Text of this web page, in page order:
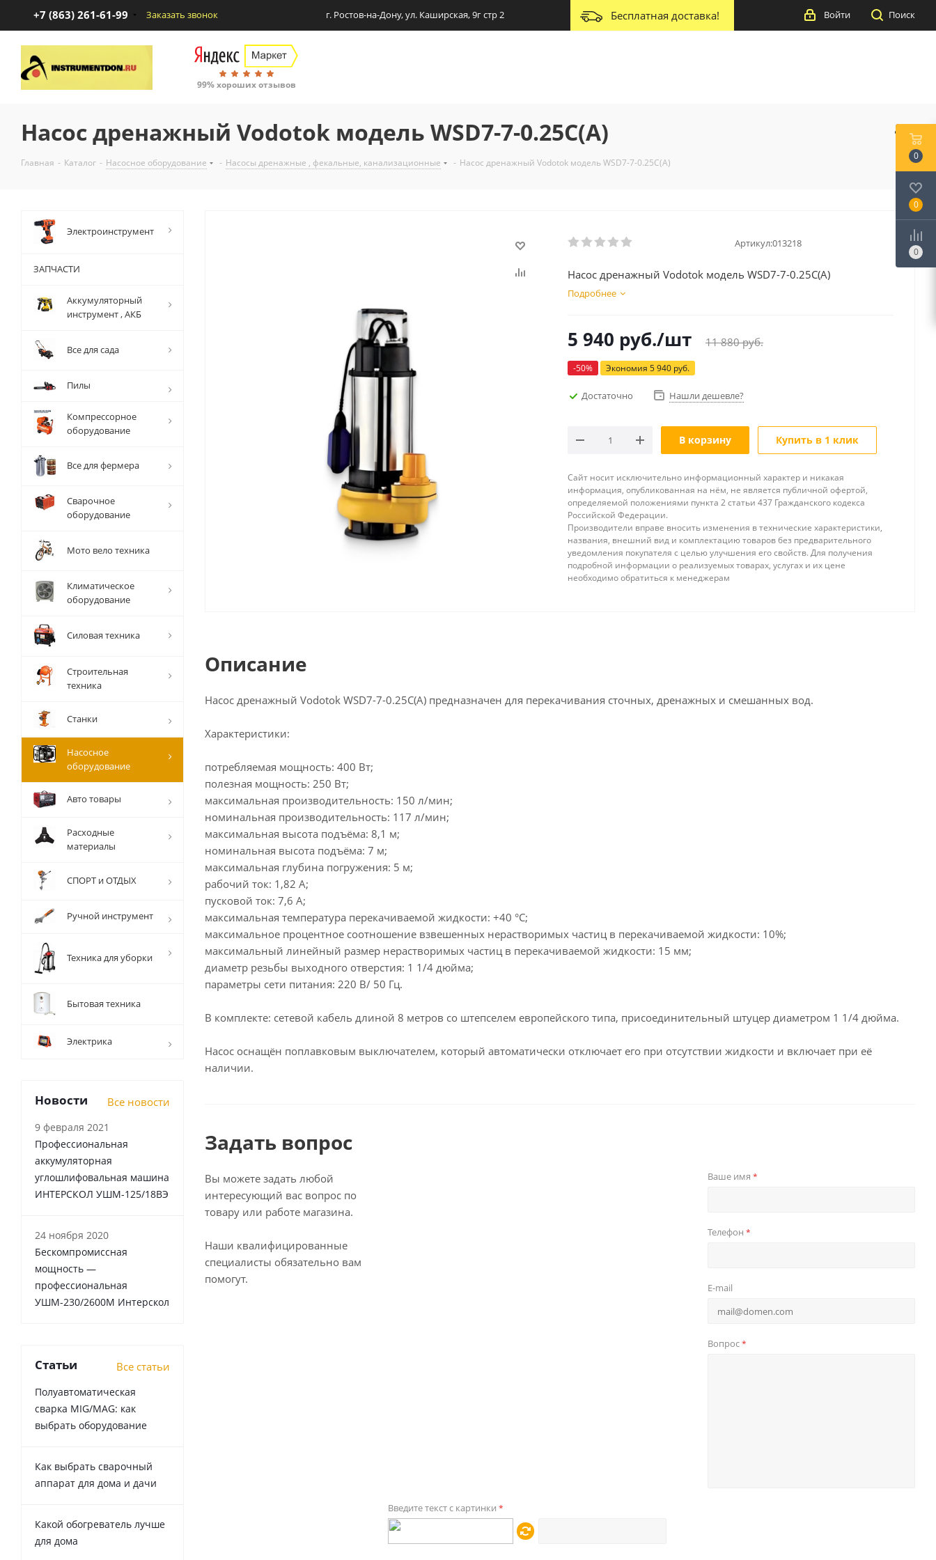
+7 (863) 261-61-99 Заказать звонок г. Ростов-на-Дону, ул. Каширская, 9г стр 2 Бесплатная доставка! Поиск
Войти
99% хороших отзывов
Насос дренажный Vodotok модель WSD7-7-0.25C(A)
Главная - Каталог - Насосное оборудование - Насосы дренажные , фекальные, канализационные - Насос дренажный Vodotok модель WSD7-7-0.25C(A)
Артикул:013218
Насос дренажный Vodotok модель WSD7-7-0.25C(A)
Подробнее
5 940 руб./шт 11 880руб.
-50% Экономия 5 940 руб.
Достаточно Нашли дешевле?
В корзину Купить в 1 клик
Сайт носит исключительно информационный характер и никакая
информация, опубликованная на нём, не является публичной офертой,
определяемой положениями пункта 2 статьи 437 Гражданского кодекса
Российской Федерации.
Производители вправе вносить изменения в технические характеристики,
названия, внешний вид и комплектацию товаров без предварительного
уведомления покупателя с целью улучшения его свойств. Для получения
подробной информации о реализуемых товарах, услугах и их цене
необходимо обратиться к менеджерам
Описание
Насос дренажный Vodotok WSD7-7-0.25C(A) предназначен для перекачивания сточных, дренажных и смешанных вод.
Характеристики:
потребляемая мощность: 400 Вт;
полезная мощность: 250 Вт;
максимальная производительность: 150 л/мин;
номинальная производительность: 117 л/мин;
максимальная высота подъёма: 8,1 м;
номинальная высота подъёма: 7 м;
максимальная глубина погружения: 5 м;
рабочий ток: 1,82 А;
пусковой ток: 7,6 А;
максимальная температура перекачиваемой жидкости: +40 °С;
максимальное процентное соотношение взвешенных нерастворимых частиц в перекачиваемой жидкости: 10%;
максимальный линейный размер нерастворимых частиц в перекачиваемой жидкости: 15 мм;
диаметр резьбы выходного отверстия: 1 1/4 дюйма;
параметры сети питания: 220 В/ 50 Гц.
В комплекте: сетевой кабель длиной 8 метров со штепселем европейского типа, присоединительный штуцер диаметром 1 1/4 дюйма.
Насос оснащён поплавковым выключателем, который автоматически отключает его при отсутствии жидкости и включает при её
наличии.
Задать вопрос
Вы можете задать любой
интересующий вас вопрос по
товару или работе магазина.
Наши квалифицированные
специалисты обязательно вам
помогут.
Ваше имя *
Телефон *
E-mail
Вопрос*
Введите текст с картинки *
Электроинструмент
ЗАПЧАСТИ
Аккумуляторный
инструмент , АКБ
Все для сада
Пилы
Компрессорное
оборудование
Все для фермера
Сварочное
оборудование
Мото вело техника
Климатическое
оборудование
Силовая техника
Строительная
техника
Станки
Насосное
оборудование
Авто товары
Расходные
материалы
СПОРТ и ОТДЫХ
Ручной инструмент
Техника для уборки
Бытовая техника
Электрика
Новости Все новости
9 февраля 2021
Профессиональная
аккумуляторная
углошлифовальная машина
ИНТЕРСКОЛ УШМ-125/18ВЭ
24 ноября 2020
Бескомпромиссная
мощность —
профессиональная
УШМ-230/2600М Интерскол
Статьи Все статьи
Полуавтоматическая
сварка MIG/MAG: как
выбрать оборудование
Как выбрать сварочный
аппарат для дома и дачи
Какой обогреватель лучше
для дома
0
0
0